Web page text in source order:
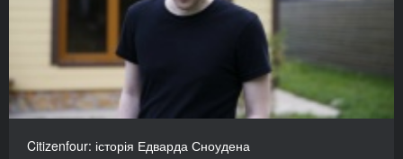
Citizenfour: історія Едварда Сноудена